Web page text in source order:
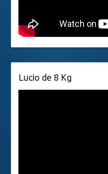
Lucio de 8 Kg